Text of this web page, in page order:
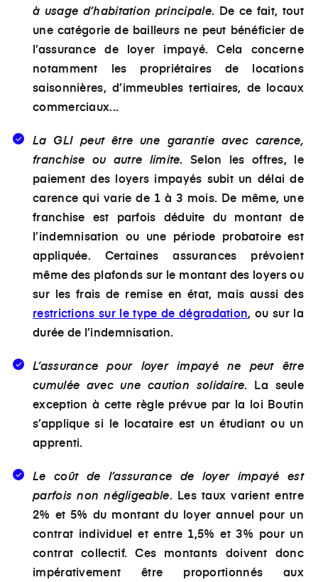
à usage d’habitation principale. De ce fait, tout
une catégorie de bailleurs ne peut bénéficier de
l’assurance de loyer impayé. Cela concerne
notamment les propriétaires de locations
saisonnières, d’immeubles tertiaires, de locaux
commerciaux...
La GLI peut être une garantie avec carence,
franchise ou autre limite. Selon les offres, le
paiement des loyers impayés subit un délai de
carence qui varie de 1 à 3 mois. De même, une
franchise est parfois déduite du montant de
l’indemnisation ou une période probatoire est
appliquée. Certaines assurances prévoient
même des plafonds sur le montant des loyers ou
sur les frais de remise en état, mais aussi des
restrictions sur le type de dégradation, ou sur la
durée de l’indemnisation.
L’assurance pour loyer impayé ne peut être
cumulée avec une caution solidaire. La seule
exception à cette règle prévue par la loi Boutin
s’applique si le locataire est un étudiant ou un
apprenti.
Le coût de l’assurance de loyer impayé est
parfois non négligeable. Les taux varient entre
2% et 5% du montant du loyer annuel pour un
contrat individuel et entre 1,5% et 3% pour un
contrat collectif. Ces montants doivent donc
impérativement être proportionnés aux